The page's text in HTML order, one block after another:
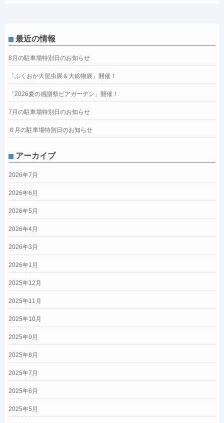
最近の情報
8月の駐車場特別日のお知らせ
「ふくおか大昆虫展＆大鉱物展」開催！
「2026夏の感謝祭ビアガーデン」開催！
7月の駐車場特別日のお知らせ
６月の駐車場特別日のお知らせ
アーカイブ
2026年7月
2026年6月
2026年5月
2026年4月
2026年3月
2026年1月
2025年12月
2025年11月
2025年10月
2025年9月
2025年8月
2025年7月
2025年6月
2025年5月